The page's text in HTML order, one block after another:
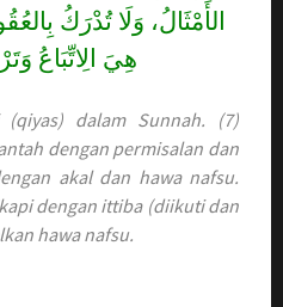
الأَمْثَالُ، وَلَا تُدْرَكُ
هِيَ الِاتِّبَاعُ
dalam Sunnah. (7)
dengan permisalan dan
akal dan hawa nafsu.
dengan ittiba (diikuti dan
hawa nafsu.